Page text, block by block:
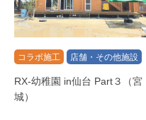
コラボ施工 店舗・その他施設
RX-幼稚園 in仙台 Part３（宮
城）